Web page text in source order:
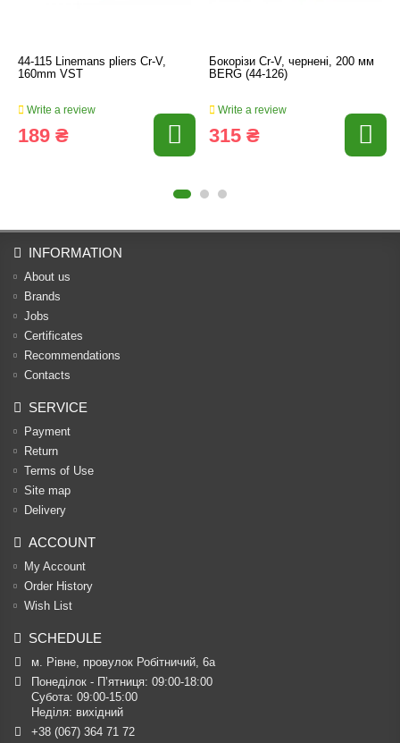
44-115 Linemans pliers Cr-V,
160mm VST
Write a review
189 ₴
Бокорізи Cr-V, чернені, 200 мм
BERG (44-126)
Write a review
315 ₴
INFORMATION
About us
Brands
Jobs
Certificates
Recommendations
Contacts
SERVICE
Payment
Return
Terms of Use
Site map
Delivery
ACCOUNT
My Account
Order History
Wish List
SCHEDULE
м. Рівне, провулок Робітничий, 6а
Понеділок - П’ятниця: 09:00-18:00
Субота: 09:00-15:00
Неділя: вихідний
+38 (067) 364 71 72